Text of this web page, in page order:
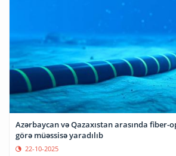
Azərbaycan və Qazaxıstan arasında
görə müəssisə yaradılıb
22-10-2025